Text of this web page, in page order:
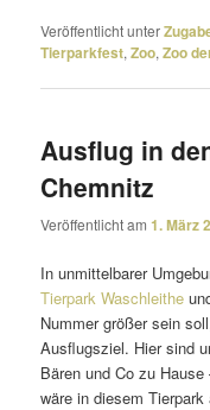
Veröffentlicht unter
Tierparkfest,Zoo,Zoo
Ausflug in
Chemnitz
Veröffentlicht am1. März
In unmit­tel­barer
Tierpark Waschleithe
Nummer größer sein
Ausflugsziel. Hier sind
Bären und Co zu
wäre in diesem